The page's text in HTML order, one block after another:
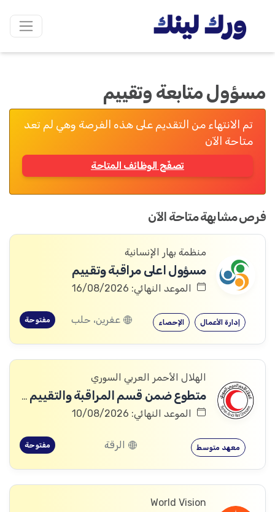
مسؤول متابعة وتقييم
تم الانتهاء من التقديم على هذه الفرصة وهي لم تعد
متاحة الآن
تصفّح الوظائف المتاحة
فرص مشابهة متاحة الآن
منظمة بهار الإنسانية
مسؤول اعلى مراقبة وتقييم
الموعد النهائي: 16/08/2026
الإحصاء إدارة الأعمال عفرين، حلب مفتوحة
الهلال الأحمر العربي السوري
متطوع ضمن قسم المراقبة والتقييم والتعلم (MEAL)
الموعد النهائي: 10/08/2026
معهد متوسط الرقة مفتوحة
World Vision